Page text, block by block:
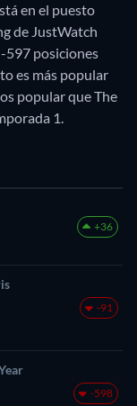
en el puesto
de JustWatch
597 posiciones
es más popular
popular que The
1.
+36
-91
-598